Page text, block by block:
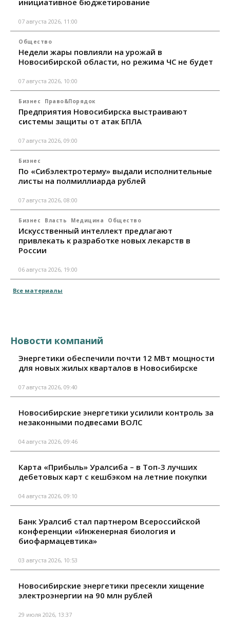
07 августа 2026, 11:00
Общество
Недели жары повлияли на урожай в
Новосибирской области, но режима ЧС не будет
07 августа 2026, 10:00
Бизнес Право&Порядок
Предприятия Новосибирска выстраивают
системы защиты от атак БПЛА
07 августа 2026, 09:00
Бизнес
По «Сибэлектротерму» выдали исполнительные
листы на полмиллиарда рублей
07 августа 2026, 08:00
Бизнес Власть Медицина Общество
Искусственный интеллект предлагают
привлекать к разработке новых лекарств в
России
06 августа 2026, 19:00
Все материалы
Новости компаний
Энергетики обеспечили почти 12 МВт мощности
для новых жилых кварталов в Новосибирске
07 августа 2026, 09:40
Новосибирские энергетики усилили контроль за
незаконными подвесами ВОЛС
04 августа 2026, 09:46
Карта «Прибыль» Уралсиба – в Топ-3 лучших
дебетовых карт с кешбэком на летние покупки
04 августа 2026, 09:10
Банк Уралсиб стал партнером Всероссийской
конференции «Инженерная биология и
биофармацевтика»
03 августа 2026, 10:53
Новосибирские энергетики пресекли хищение
электроэнергии на 90 млн рублей
29 июля 2026, 13:37